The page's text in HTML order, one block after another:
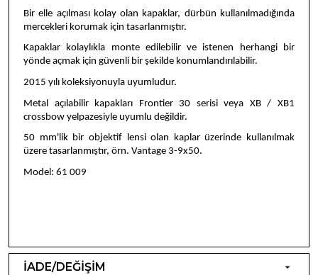
Bir elle açılması kolay olan kapaklar, dürbün kullanılmadığında
mercekleri korumak için tasarlanmıştır.
Kapaklar kolaylıkla monte edilebilir ve istenen herhangi bir
yönde açmak için güvenli bir şekilde konumlandırılabilir.
2015 yılı koleksiyonuyla uyumludur.
Metal açılabilir kapakları Frontier 30 serisi veya XB / XB1
crossbow yelpazesiyle uyumlu değildir.
50 mm'lik bir objektif lensi olan kaplar üzerinde kullanılmak
üzere tasarlanmıştır, örn. Vantage 3-9x50.
Model: 61 009
İADE/DEĞİŞİM